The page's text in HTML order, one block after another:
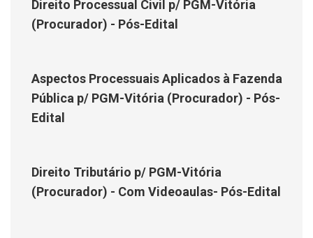
Direito Processual Civil p/ PGM-Vitória
(Procurador) - Pós-Edital
Aspectos Processuais Aplicados à Fazenda
Pública p/ PGM-Vitória (Procurador) - Pós-
Edital
Direito Tributário p/ PGM-Vitória
(Procurador) - Com Videoaulas- Pós-Edital